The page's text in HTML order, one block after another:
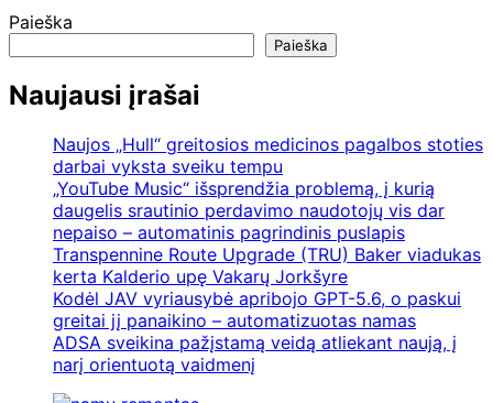
Paieška
Paieška
Naujausi įrašai
Naujos „Hull“ greitosios medicinos pagalbos stoties
darbai vyksta sveiku tempu
„YouTube Music“ išsprendžia problemą, į kurią
daugelis srautinio perdavimo naudotojų vis dar
nepaiso – automatinis pagrindinis puslapis
Transpennine Route Upgrade (TRU) Baker viadukas
kerta Kalderio upę Vakarų Jorkšyre
Kodėl JAV vyriausybė apribojo GPT-5.6, o paskui
greitai jį panaikino – automatizuotas namas
ADSA sveikina pažįstamą veidą atliekant naują, į
narį orientuotą vaidmenį